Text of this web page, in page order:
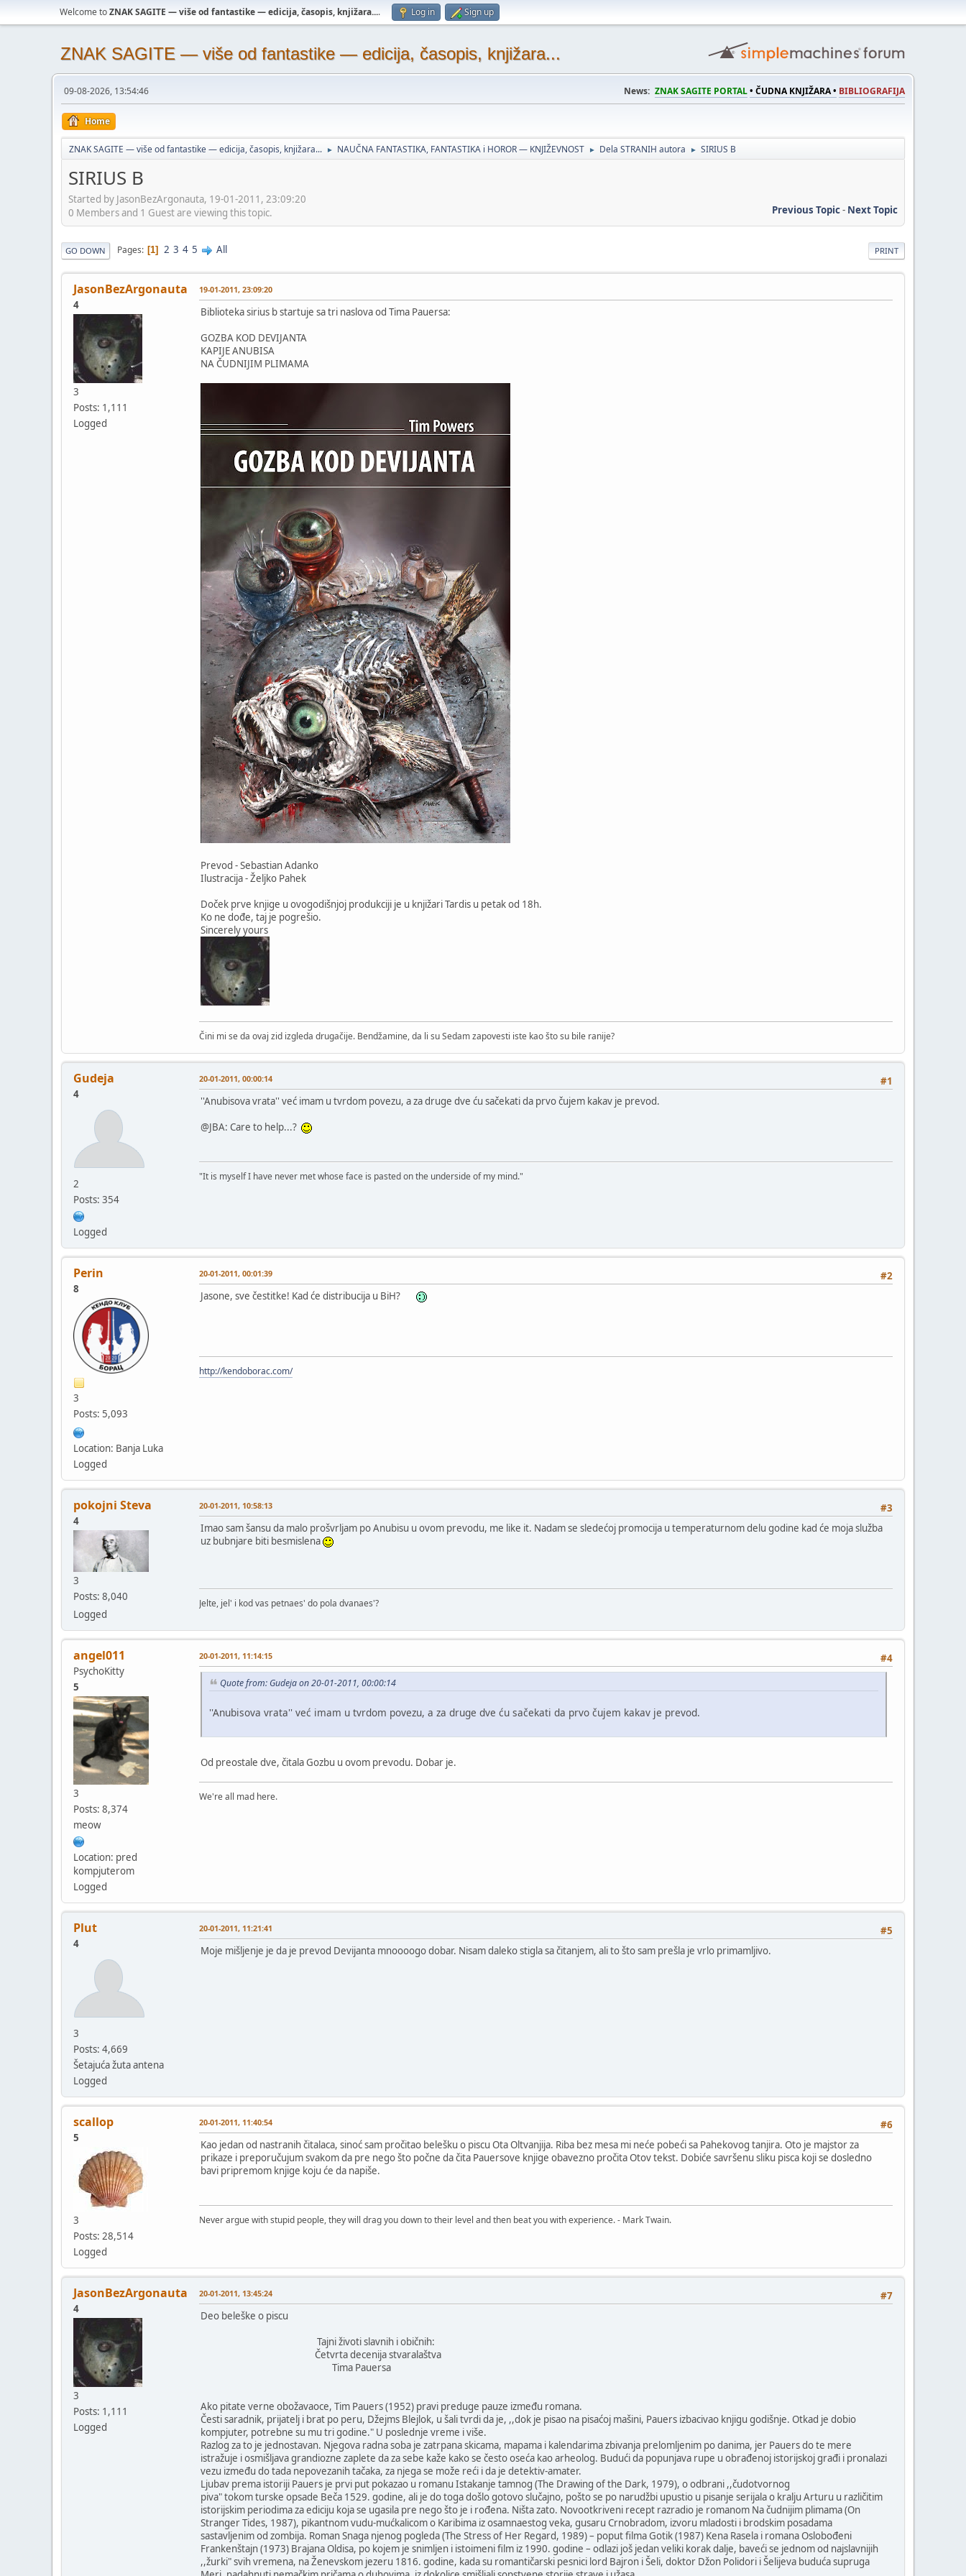
Welcome toZNAK SAGITE — više od fantastike — edicija, časopis, knjižara.... Log in Sign up
ZNAK SAGITE — više od fantastike — edicija, časopis, knjižara...
09-08-2026, 13:54:46 News: ZNAK SAGITE PORTAL• ČUDNA KNJIŽARA • BIBLIOGRAFIJA
Home
ZNAK SAGITE — više od fantastike — edicija, časopis, knjižara... ► NAUČNA FANTASTIKA, FANTASTIKA i HOROR — KNJIŽEVNOST ► Dela STRANIH autora ► SIRIUS B
SIRIUS B
Started by JasonBezArgonauta, 19-01-2011, 23:09:20
Previous Topic- Next Topic
0 Members and 1 Guest are viewing this topic.
PRINT
GO DOWN Pages 1 2 3 4 5 All
JasonBezArgonauta
4
3
Posts: 1,111
Logged
19-01-2011, 23:09:20
Biblioteka sirius b startuje sa tri naslova od Tima Pauersa:
GOZBA KOD DEVIJANTA
KAPIJE ANUBISA
NA ČUDNIJIM PLIMAMA
Prevod - Sebastian Adanko
Ilustracija - Željko Pahek
Doček prve knjige u ovogodišnjoj produkciji je u knjižari Tardis u petak od 18h.
Ko ne dođe, taj je pogrešio.
Sincerely yours
Čini mi se da ovaj zid izgleda drugačije. Bendžamine, da li su Sedam zapovesti iste kao što su bile ranije?
Gudeja
4
2
Posts: 354
Logged
#1
20-01-2011, 00:00:14
''Anubisova vrata'' već imam u tvrdom povezu, a za druge dve ću sačekati da prvo čujem kakav je prevod.
@JBA: Care to help...?
"It is myself I have never met whose face is pasted on the underside of my mind."
Perin
8
3
Posts: 5,093
Location: Banja Luka
Logged
#2
20-01-2011, 00:01:39
Jasone, sve čestitke! Kad će distribucija u BiH?
http://kendoborac.com/
pokojni Steva
4
3
Posts: 8,040
Logged
#3
20-01-2011, 10:58:13
Imao sam šansu da malo prošvrljam po Anubisu u ovom prevodu, me like it. Nadam se sledećoj promocija u temperaturnom delu godine kad će moja služba
uz bubnjare biti besmislena
Jelte, jel' i kod vas petnaes' do pola dvanaes'?
angel011
PsychoKitty
5
3
Posts: 8,374
meow
Location: pred
kompjuterom
Logged
#4
20-01-2011, 11:14:15
Quote from: Gudeja on 20-01-2011, 00:00:14
''Anubisova vrata'' već imam u tvrdom povezu, a za druge dve ću sačekati da prvo čujem kakav je prevod.
Od preostale dve, čitala Gozbu u ovom prevodu. Dobar je.
We're all mad here.
Plut
4
3
Posts: 4,669
Šetajuća žuta antena
Logged
#5
20-01-2011, 11:21:41
Moje mišljenje je da je prevod Devijanta mnoooogo dobar. Nisam daleko stigla sa čitanjem, ali to što sam prešla je vrlo primamljivo.
scallop
5
3
Posts: 28,514
Logged
#6
20-01-2011, 11:40:54
Kao jedan od nastranih čitalaca, sinoć sam pročitao belešku o piscu Ota Oltvanjija. Riba bez mesa mi neće pobeći sa Pahekovog tanjira. Oto je majstor za
prikaze i preporučujum svakom da pre nego što počne da čita Pauersove knjige obavezno pročita Otov tekst. Dobiće savršenu sliku pisca koji se dosledno
bavi pripremom knjige koju će da napiše.
Never argue with stupid people, they will drag you down to their level and then beat you with experience. - Mark Twain.
JasonBezArgonauta
4
3
Posts: 1,111
Logged
#7
20-01-2011, 13:45:24
Deo beleške o piscu
Tajni životi slavnih i običnih:
Četvrta decenija stvaralaštva
Tima Pauersa
Ako pitate verne obožavaoce, Tim Pauers (1952) pravi preduge pauze između romana.
Česti saradnik, prijatelj i brat po peru, Džejms Blejlok, u šali tvrdi da je, ,,dok je pisao na pisaćoj mašini, Pauers izbacivao knjigu godišnje. Otkad je dobio
kompjuter, potrebne su mu tri godine." U poslednje vreme i više.
Razlog za to je jednostavan. Njegova radna soba je zatrpana skicama, mapama i kalendarima zbivanja prelomljenim po danima, jer Pauers do te mere
istražuje i osmišljava grandiozne zaplete da za sebe kaže kako se često oseća kao arheolog. Budući da popunjava rupe u obrađenoj istorijskoj građi i pronalazi
vezu između do tada nepovezanih tačaka, za njega se može reći i da je detektiv-amater.
Ljubav prema istoriji Pauers je prvi put pokazao u romanu Istakanje tamnog (The Drawing of the Dark, 1979), o odbrani ,,čudotvornog
piva" tokom turske opsade Beča 1529. godine, ali je do toga došlo gotovo slučajno, pošto se po narudžbi upustio u pisanje serijala o kralju Arturu u različitim
istorijskim periodima za ediciju koja se ugasila pre nego što je i rođena. Ništa zato. Novootkriveni recept razradio je romanom Na čudnijim plimama (On
Stranger Tides, 1987), pikantnom vudu-mućkalicom o Karibima iz osamnaestog veka, gusaru Crnobradom, izvoru mladosti i brodskim posadama
sastavljenim od zombija. Roman Snaga njenog pogleda (The Stress of Her Regard, 1989) – poput filma Gotik (1987) Kena Rasela i romana Oslobođeni
Frankenštajn (1973) Brajana Oldisa, po kojem je snimljen i istoimeni film iz 1990. godine – odlazi još jedan veliki korak dalje, baveći se jednom od najslavnijih
,,žurki" svih vremena, na Ženevskom jezeru 1816. godine, kada su romantičarski pesnici lord Bajron i Šeli, doktor Džon Polidori i Šelijeva buduća supruga